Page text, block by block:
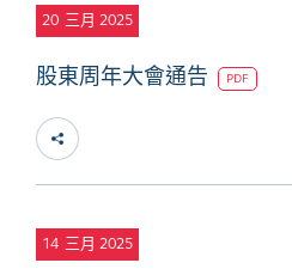
20 三月 2025
股東周年大會通告 PDF
14 三月 2025